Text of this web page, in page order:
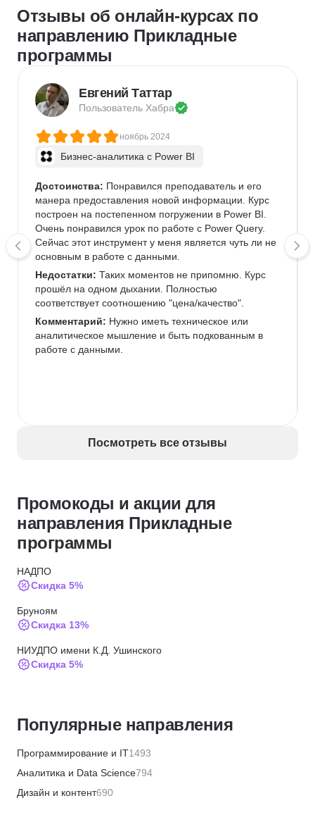
Отзывы об онлайн-курсах по
направлению Прикладные
программы
Евгений Таттар
Пользователь Хабра
ноябрь 2024
Бизнес-аналитика с Power BI
Достоинства: Понравился преподаватель и его
манера предоставления новой информации. Курс
построен на постепенном погружении в Power BI.
Очень понравился урок по работе с Power Query.
Сейчас этот инструмент у меня является чуть ли не
основным в работе с данными.
Недостатки: Таких моментов не припомню. Курс
прошёл на одном дыхании. Полностью
соответствует соотношению "цена/качество".
Комментарий: Нужно иметь техническое или
аналитическое мышление и быть подкованным в
работе с данными.
Посмотреть все отзывы
Промокоды и акции для
направления Прикладные
программы
НАДПО
Скидка 5%
Бруноям
Скидка 13%
НИУДПО имени К.Д. Ушинского
Скидка 5%
Moscow Business School
МИПО
Популярные направления
Программирование и IT1493
Аналитика и Data Science794
Дизайн и контент690